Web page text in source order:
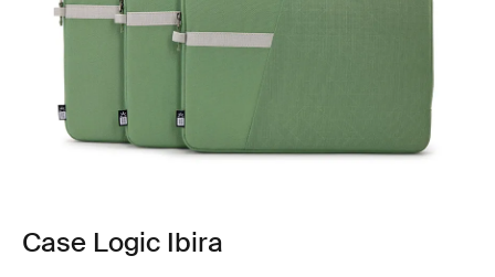
Case Logic Ibira